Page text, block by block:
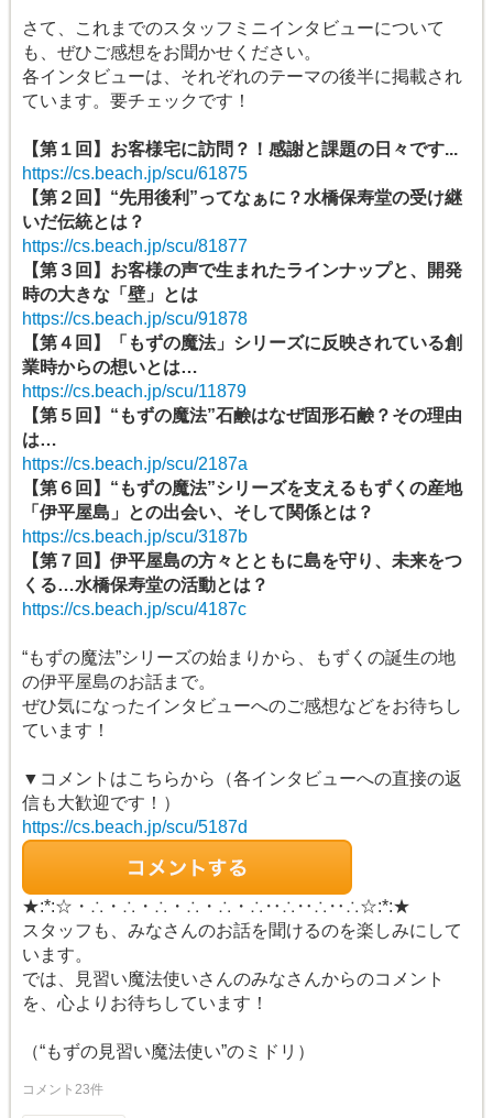
さて、これまでのスタッフミニインタビューについて
も、ぜひご感想をお聞かせください。
各インタビューは、それぞれのテーマの後半に掲載され
ています。要チェックです！
【第１回】お客様宅に訪問？！感謝と課題の日々です...
https://cs.beach.jp/scu/61875
【第２回】“先用後利”ってなぁに？水橋保寿堂の受け継
いだ伝統とは？
https://cs.beach.jp/scu/81877
【第３回】お客様の声で生まれたラインナップと、開発
時の大きな「壁」とは
https://cs.beach.jp/scu/91878
【第４回】「もずの魔法」シリーズに反映されている創
業時からの想いとは…
https://cs.beach.jp/scu/11879
【第５回】“もずの魔法”石鹸はなぜ固形石鹸？その理由
は…
https://cs.beach.jp/scu/2187a
【第６回】“もずの魔法”シリーズを支えるもずくの産地
「伊平屋島」との出会い、そして関係とは？
https://cs.beach.jp/scu/3187b
【第７回】伊平屋島の方々とともに島を守り、未来をつ
くる…水橋保寿堂の活動とは？
https://cs.beach.jp/scu/4187c
“もずの魔法”シリーズの始まりから、もずくの誕生の地
の伊平屋島のお話まで。
ぜひ気になったインタビューへのご感想などをお待ちし
ています！
▼コメントはこちらから（各インタビューへの直接の返
信も大歓迎です！）
https://cs.beach.jp/scu/5187d
★:*:☆・∴・∴・∴・∴・∴・∴‥∴‥∴‥∴☆:*:★
スタッフも、みなさんのお話を聞けるのを楽しみにして
います。
では、見習い魔法使いさんのみなさんからのコメント
を、心よりお待ちしています！
（“もずの見習い魔法使い”のミドリ）
コメント23件